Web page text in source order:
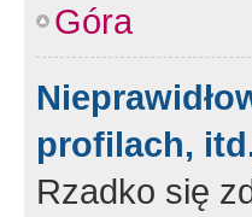
Góra
profilach,
Rzadko się